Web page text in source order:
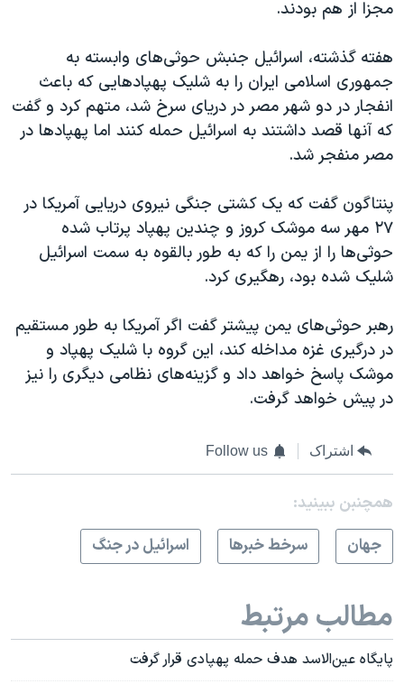
مجزا از هم بودند.
هفته گذشته، اسرائیل جنبش حوثی‌های وابسته به
جمهوری اسلامی ایران را به شلیک پهپادهایی که باعث
انفجار در دو شهر مصر در دریای سرخ شد، متهم کرد و گفت
که آنها قصد داشتند به اسرائیل حمله کنند اما پهپادها در
مصر منفجر شد.
پنتاگون گفت که یک کشتی جنگی نیروی دریایی آمریکا در
۲۷ مهر سه موشک کروز و چندین پهپاد پرتاب شده
‌حوثی‌ها را از یمن را که به طور بالقوه به سمت اسرائیل
شلیک شده بود، رهگیری کرد.
رهبر حوثی‌های یمن پیشتر گفت اگر آمریکا به طور مستقیم
در درگیری غزه مداخله کند، این گروه با شلیک پهپاد و
موشک پاسخ خواهد داد و گزینه‌های نظامی دیگری را نیز
در پیش خواهد گرفت.
اشتراک Follow us
همچنبن ببینید:
جهان
سرخط خبرها اسرائیل در جنگ
مطالب مرتبط
پایگاه عین‌الاسد هدف حمله پهپادی قرار گرفت